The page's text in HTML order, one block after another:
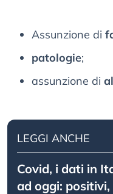
Assunzione di
patologie;
assunzione di
LEGGI ANCHE
Covid, i dati in
ad oggi: